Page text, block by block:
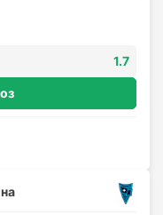
1.7